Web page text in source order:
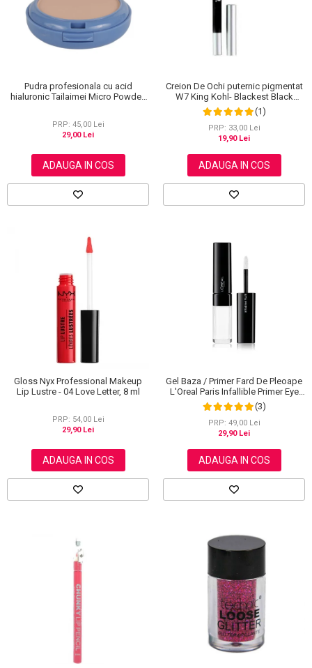
Pudra profesionala cu acid
hialuronic Tailaimei Micro Powder,
PRP: 45,00 Lei
29,00 Lei
ADAUGA IN COS
Creion De Ochi puternic pigmentat
W7 King Kohl- Blackest Black
(Negru) (1)
PRP: 33,00 Lei
19,90 Lei
ADAUGA IN COS
Gloss Nyx Professional Makeup
Lip Lustre - 04 Love Letter, 8 ml
PRP: 54,00 Lei
29,90 Lei
ADAUGA IN COS
Gel Baza / Primer Fard De Pleoape
L'Oreal Paris Infallible Primer Eye
Shadow Base 100, 3 ml
(3)
PRP: 49,00 Lei
29,90 Lei
ADAUGA IN COS